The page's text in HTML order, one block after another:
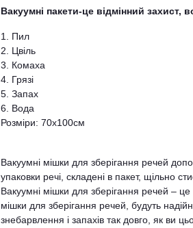
Вакуумні пакети-це відмінний захист,
1. Пил
2. Цвіль
3. Комаха
4. Грязі
5. Запах
6. Вода
Розміри: 70х100см
Вакуумні мішки для зберігання речей
упаковки речі, складені в пакет, щільно
Вакуумні мішки для зберігання речей –
мішки для зберігання речей, будуть
знебарвлення і запахів так довго, як ви